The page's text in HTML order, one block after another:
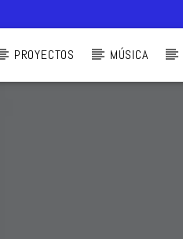
PROYECTOS MÚSICA